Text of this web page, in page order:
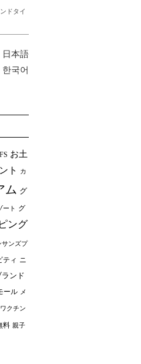
ドタイ
日本語
한국어
お土
ト カ
ム グ
ート グ
ング
サンズプ
ティ ニ
ランド
ール メ
ワクチン
料 親子